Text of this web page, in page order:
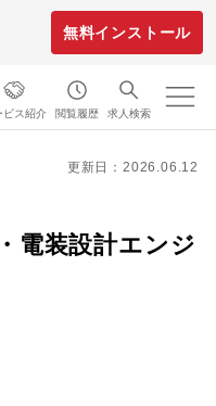
無料インストール
ビス紹介 閲覧履歴 求人検索
更新日：2026.06.12
電装設計エンジ